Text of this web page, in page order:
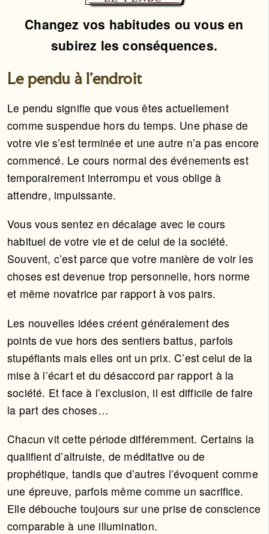
Changez vos habitudes ou vous en
subirez les conséquences.
Le pendu à l'endroit
Le pendu signifie que vous êtes actuellement
comme suspendue hors du temps. Une phase de
votre vie s’est terminée et une autre n’a pas encore
commencé. Le cours normal des événements est
temporairement interrompu et vous oblige à
attendre, impuissante.
Vous vous sentez en décalage avec le cours
habituel de votre vie et de celui de la société.
Souvent, c’est parce que votre manière de voir les
choses est devenue trop personnelle, hors norme
et même novatrice par rapport à vos pairs.
Les nouvelles idées créent généralement des
points de vue hors des sentiers battus, parfois
stupéfiants mais elles ont un prix. C’est celui de la
mise à l’écart et du désaccord par rapport à la
société. Et face à l’exclusion, il est difficile de faire
la part des choses…
Chacun vit cette période différemment. Certains la
qualifient d’altruiste, de méditative ou de
prophétique, tandis que d’autres l’évoquent comme
une épreuve, parfois même comme un sacrifice.
Elle débouche toujours sur une prise de conscience
comparable à une illumination.